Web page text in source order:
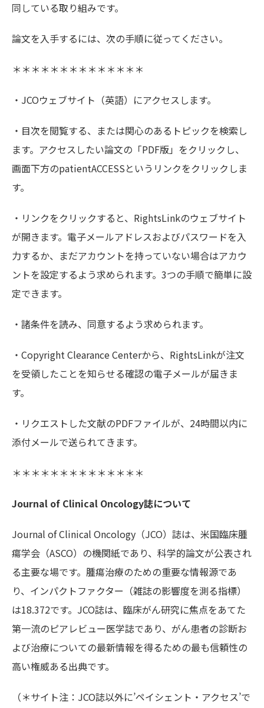
同している取り組みです。
論文を入手するには、次の手順に従ってください。
＊＊＊＊＊＊＊＊＊＊＊＊＊＊
・JCOウェブサイト（英語）にアクセスします。
・目次を閲覧する、または関心のあるトピックを検索し
ます。アクセスしたい論文の「PDF版」をクリックし、
画面下方のpatientACCESSというリンクをクリックしま
す。
・リンクをクリックすると、RightsLinkのウェブサイト
が開きます。電子メールアドレスおよびパスワードを入
力するか、まだアカウントを持っていない場合はアカウ
ントを設定するよう求められます。3つの手順で簡単に設
定できます。
・諸条件を読み、同意するよう求められます。
・Copyright Clearance Centerから、RightsLinkが注文
を受領したことを知らせる確認の電子メールが届きま
す。
・リクエストした文献のPDFファイルが、24時間以内に
添付メールで送られてきます。
＊＊＊＊＊＊＊＊＊＊＊＊＊＊
Journal of Clinical Oncology誌について
Journal of Clinical Oncology（JCO）誌は、米国臨床腫
瘍学会（ASCO）の機関紙であり、科学的論文が公表され
る主要な場です。腫瘍治療のための重要な情報源であ
り、インパクトファクター（雑誌の影響度を測る指標）
は18.372です。JCO誌は、臨床がん研究に焦点をあてた
第一流のピアレビュー医学誌であり、がん患者の診断お
よび治療についての最新情報を得るための最も信頼性の
高い権威ある出典です。
（＊サイト注：JCO誌以外に’ペイシェント・アクセス’で